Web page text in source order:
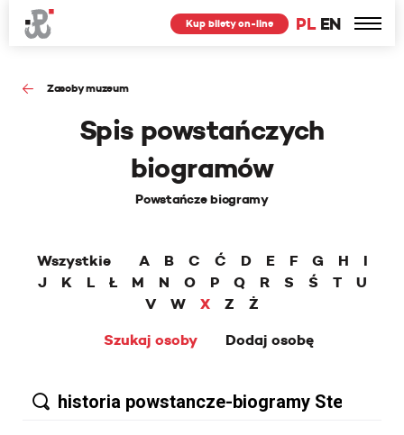
PL EN
Kup bilety on-line
Zasoby muzeum
Spis powstańczych
biogramów
Powstańcze biogramy
Wszystkie A B C Ć D E F G H
I
J
K L Ł M N O P Q R S Ś T
U
V
W X Z
Ż
Szukaj osoby
Dodaj osobę